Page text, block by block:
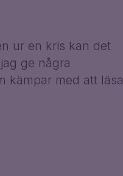
ur en kris kan det
ge några
kämpar med att läsa